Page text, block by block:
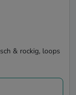
& rockig, loops